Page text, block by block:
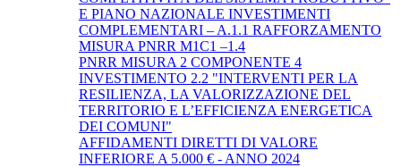
E PIANO NAZIONALE INVESTIMENTI
COMPLEMENTARI – A.1.1 RAFFORZAMENTO
MISURA PNRR M1C1 –1.4
PNRR MISURA 2 COMPONENTE 4
INVESTIMENTO 2.2 "INTERVENTI PER LA
RESILIENZA, LA VALORIZZAZIONE DEL
TERRITORIO E L’EFFICIENZA ENERGETICA
DEI COMUNI"
AFFIDAMENTI DIRETTI DI VALORE
INFERIORE A 5.000 € - ANNO 2024